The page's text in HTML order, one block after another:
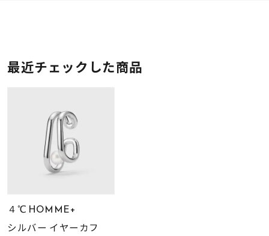
最近チェックした商品
４℃ HOMME+
シルバー イヤーカフ